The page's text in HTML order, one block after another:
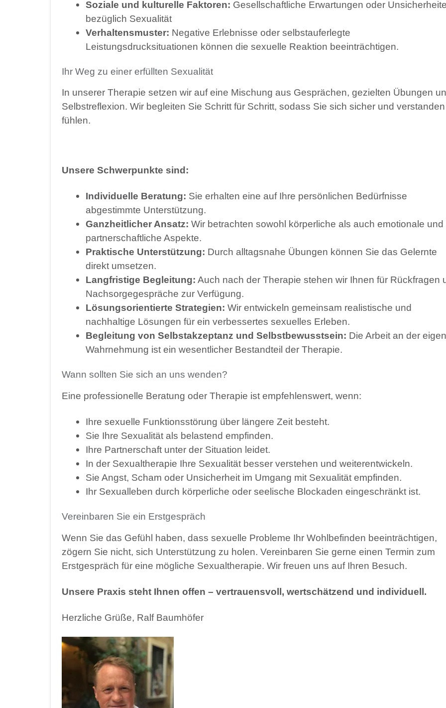
Soziale und kulturelle Faktoren: Gesellschaftliche Erwartungen oder
bezüglich Sexualität
Verhaltensmuster: Negative Erlebnisse oder selbstauferlegte
Leistungsdrucksituationen können die sexuelle Reaktion beeinträchtigen.
Ihr Weg zu einer erfüllten Sexualität
In unserer Therapie setzen wir auf eine Mischung aus Gesprächen, gezielten Übungen
Selbstreflexion. Wir begleiten Sie Schritt für Schritt, sodass Sie sich sicher und verstanden
fühlen.
Unsere Schwerpunkte sind:
Individuelle Beratung: Sie erhalten eine auf Ihre persönlichen Bedürfnisse
abgestimmte Unterstützung.
Ganzheitlicher Ansatz: Wir betrachten sowohl körperliche als auch emotionale und
partnerschaftliche Aspekte.
Praktische Unterstützung: Durch alltagsnahe Übungen können Sie das Gelernte
direkt umsetzen.
Langfristige Begleitung: Auch nach der Therapie stehen wir Ihnen für Rückfragen
Nachsorgegespräche zur Verfügung.
Lösungsorientierte Strategien: Wir entwickeln gemeinsam realistische und
nachhaltige Lösungen für ein verbessertes sexuelles Erleben.
Begleitung von Selbstakzeptanz und Selbstbewusstsein: Die Arbeit an der
Wahrnehmung ist ein wesentlicher Bestandteil der Therapie.
Wann sollten Sie sich an uns wenden?
Eine professionelle Beratung oder Therapie ist empfehlenswert, wenn:
Ihre sexuelle Funktionsstörung über längere Zeit besteht.
Sie Ihre Sexualität als belastend empfinden.
Ihre Partnerschaft unter der Situation leidet.
In der Sexualtherapie Ihre Sexualität besser verstehen und weiterentwickeln.
Sie Angst, Scham oder Unsicherheit im Umgang mit Sexualität empfinden.
Ihr Sexualleben durch körperliche oder seelische Blockaden eingeschränkt ist.
Vereinbaren Sie ein Erstgespräch
Wenn Sie das Gefühl haben, dass sexuelle Probleme Ihr Wohlbefinden beeinträchtigen,
zögern Sie nicht, sich Unterstützung zu holen. Vereinbaren Sie gerne einen Termin zum
Erstgespräch für eine mögliche Sexualtherapie. Wir freuen uns auf Ihren Besuch.
Unsere Praxis steht Ihnen offen – vertrauensvoll, wertschätzend und individuell.
Herzliche Grüße, Ralf Baumhöfer